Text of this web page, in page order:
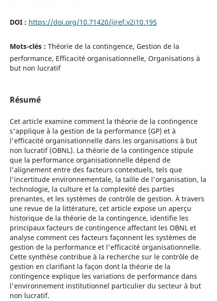
DOI : https://doi.org/10.71420/ijref.v2i10.195
Mots-clés : Théorie de la contingence, Gestion de la
performance, Efficacité organisationnelle, Organisations à
but non lucratif
Résumé
Cet article examine comment la théorie de la contingence
s'applique à la gestion de la performance (GP) et à
l'efficacité organisationnelle dans les organisations à but
non lucratif (OBNL). La théorie de la contingence stipule
que la performance organisationnelle dépend de
l'alignement entre des facteurs contextuels, tels que
l'incertitude environnementale, la taille de l'organisation, la
technologie, la culture et la complexité des parties
prenantes, et les systèmes de contrôle de gestion. À travers
une revue de la littérature, cet article expose un aperçu
historique de la théorie de la contingence, identifie les
principaux facteurs de contingence affectant les OBNL et
analyse comment ces facteurs façonnent les systèmes de
gestion de la performance et l'efficacité organisationnelle.
Cette synthèse contribue à la recherche sur le contrôle de
gestion en clarifiant la façon dont la théorie de la
contingence explique les variations de performance dans
l'environnement institutionnel particulier du secteur à but
non lucratif.